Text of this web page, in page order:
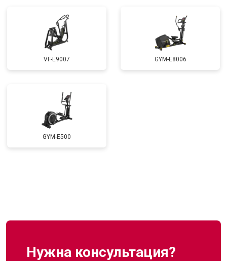
VF-E9007 GYM-E8006
GYM-E500
Нужна консультация?